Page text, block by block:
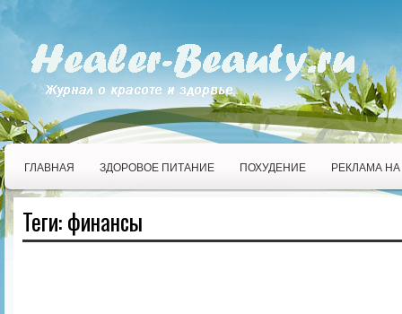
ГЛАВНАЯ ЗДОРОВОЕ ПИТАНИЕ ПОХУДЕНИЕ РЕКЛАМА
Теги: финансы